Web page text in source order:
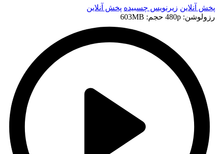
پخش آنلاین زیرنویس چسبیده پخش آنلاین
رزولوشن: 480p
حجم: 603MB